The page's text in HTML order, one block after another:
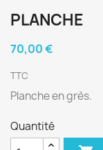
PLANCHE
70,00 €
TTC
Planche en grès.
Quantité